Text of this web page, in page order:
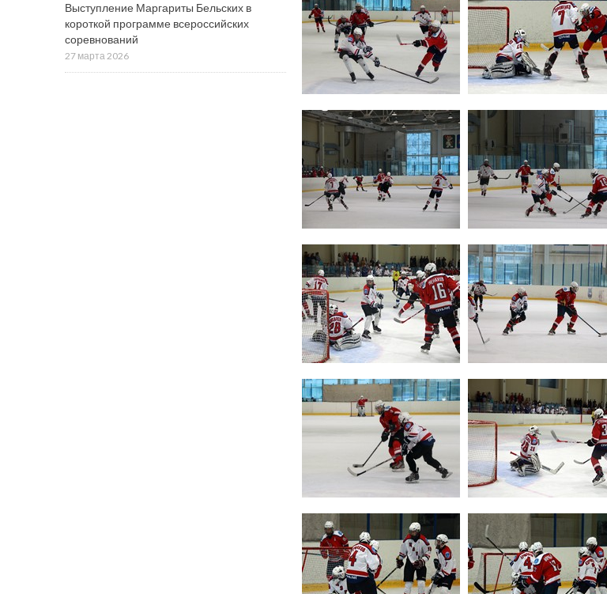
Выступление Маргариты Бельских в
короткой программе всероссийских
соревнований
27 марта 2026